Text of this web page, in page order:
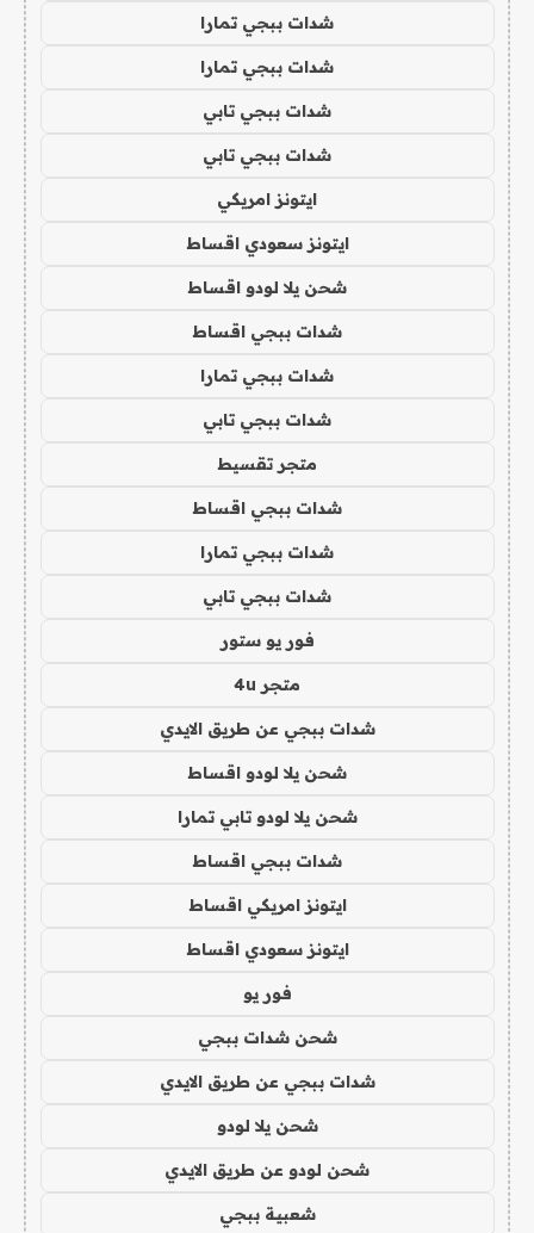
شدات ببجي تمارا
شدات ببجي تمارا
شدات ببجي تابي
شدات ببجي تابي
ايتونز امريكي
ايتونز سعودي اقساط
شحن يلا لودو اقساط
شدات ببجي اقساط
شدات ببجي تمارا
شدات ببجي تابي
متجر تقسيط
شدات ببجي اقساط
شدات ببجي تمارا
شدات ببجي تابي
فور يو ستور
متجر 4u
شدات ببجي عن طريق الايدي
شحن يلا لودو اقساط
شحن يلا لودو تابي تمارا
شدات ببجي اقساط
ايتونز امريكي اقساط
ايتونز سعودي اقساط
فور يو
شحن شدات ببجي
شدات ببجي عن طريق الايدي
شحن يلا لودو
شحن لودو عن طريق الايدي
شعبية ببجي